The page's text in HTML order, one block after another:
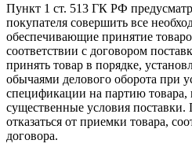
Пункт 1 ст. 513 ГК РФ
покупателя совершить все
обеспечивающие принятие
соответствии с договором
принять товар в порядке,
обычаями делового оборота при
спецификации на партию товара,
существенные условия поставки.
отказаться от приемки товара,
договора.